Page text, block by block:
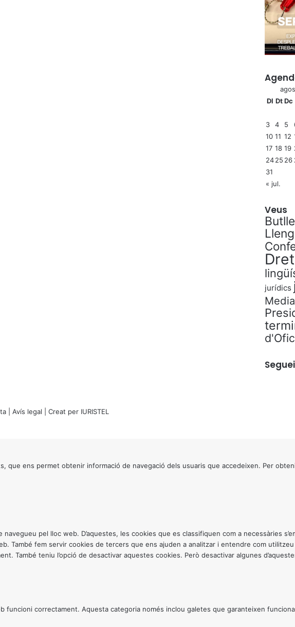
Dl Dt Dc
3
4 5
10 11 12
17 18 19
2425 26
31
« jul.
Veus
jurídics
Avís legal | Creat per IURISTEL
que ens permet obtenir informació de navegació dels usuaris que accedeixen. Per
pel lloc web. D’aquestes, les cookies que es classifiquen com a necessàries
També fem servir cookies de tercers que ens ajuden a analitzar i entendre com
També teniu l’opció de desactivar aquestes cookies. Però desactivar algunes
funcioni correctament. Aquesta categoria només inclou galetes que garanteixen